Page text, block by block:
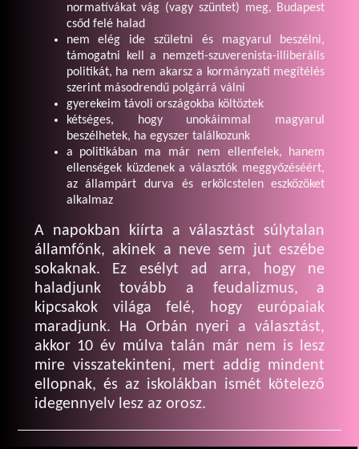
normatívákat vág (vagy szüntet) meg, Budapest
csőd felé halad
nem elég ide születni és magyarul beszélni,
támogatni kell a nemzeti-szuverenista-illiberális
politikát, ha nem akarsz a kormányzati megítélés
szerint másodrendű polgárrá válni
gyerekeim távoli országokba költöztek
kétséges, hogy unokáimmal magyarul
beszélhetek, ha egyszer találkozunk
a politikában ma már nem ellenfelek, hanem
ellenségek küzdenek a választók meggyőzéséért,
az állampárt durva és erkölcstelen eszközöket
alkalmaz
A napokban kiírta a választást súlytalan
államfőnk, akinek a neve sem jut eszébe
sokaknak. Ez esélyt ad arra, hogy ne
haladjunk tovább a feudalizmus, a
kipcsakok világa felé, hogy európaiak
maradjunk. Ha Orbán nyeri a választást,
akkor 10 év múlva talán már nem is lesz
mire visszatekinteni, mert addig mindent
ellopnak, és az iskolákban ismét kötelező
idegennyelv lesz az orosz.